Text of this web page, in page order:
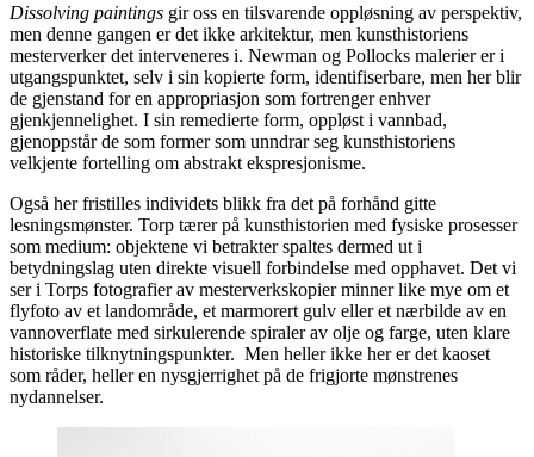
Dissolving paintings gir oss en tilsvarende oppløsning av perspektiv,
men denne gangen er det ikke arkitektur, men kunsthistoriens
mesterverker det interveneres i. Newman og Pollocks malerier er i
utgangspunktet, selv i sin kopierte form, identifiserbare, men her blir
de gjenstand for en appropriasjon som fortrenger enhver
gjenkjennelighet. I sin remedierte form, oppløst i vannbad,
gjenoppstår de som former som unndrar seg kunsthistoriens
velkjente fortelling om abstrakt ekspresjonisme.
Også her fristilles individets blikk fra det på forhånd gitte
lesningsmønster. Torp tærer på kunsthistorien med fysiske prosesser
som medium: objektene vi betrakter spaltes dermed ut i
betydningslag uten direkte visuell forbindelse med opphavet. Det vi
ser i Torps fotografier av mesterverkskopier minner like mye om et
flyfoto av et landområde, et marmorert gulv eller et nærbilde av en
vannoverflate med sirkulerende spiraler av olje og farge, uten klare
historiske tilknytningspunkter. Men heller ikke her er det kaoset
som råder, heller en nysgjerrighet på de frigjorte mønstrenes
nydannelser.